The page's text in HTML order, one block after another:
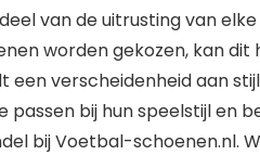
van de uitrusting van
worden gekozen, kan
verscheidenheid aan
bij hun speelstijl en
bij Voetbal-schoenen.nl.